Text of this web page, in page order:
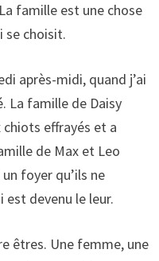
famille est une chose
se choisit.
après-midi, quand j’ai
La famille de Daisy
chiots effrayés et a
de Max et Leo
foyer qu’ils ne
est devenu le leur.
êtres. Une femme, une